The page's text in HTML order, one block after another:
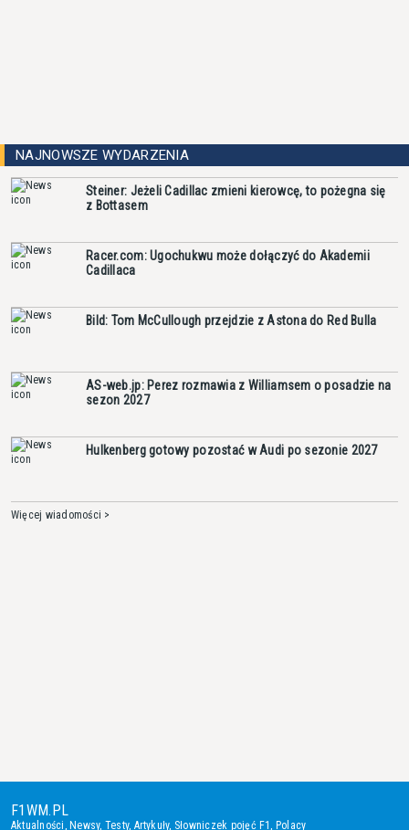
NAJNOWSZE WYDARZENIA
Steiner: Jeżeli Cadillac zmieni kierowcę, to pożegna się
z Bottasem
Racer.com: Ugochukwu może dołączyć do Akademii
Cadillaca
Bild: Tom McCullough przejdzie z Astona do Red Bulla
AS-web.jp: Perez rozmawia z Williamsem o posadzie na
sezon 2027
Hulkenberg gotowy pozostać w Audi po sezonie 2027
Więcej wiadomości >
F1WM.PL
Aktualności, Newsy, Testy, Artykuły, Słowniczek pojęć F1, Polacy